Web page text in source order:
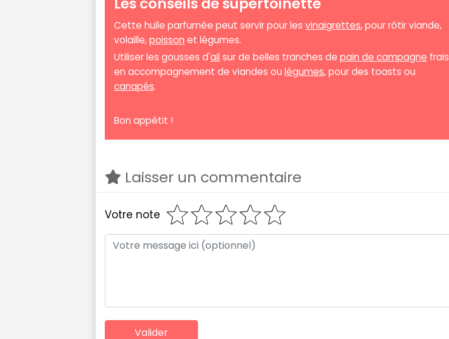
Cette huile parfumée peut servir pour les vinaigrettes, pour rôtir viande,
volaille,poisson et légumes.
Utiliser les gousses d'ail sur de belles tranches de pain de campagne frais
en accompagnement de viandes ou légumes, pour des toasts ou
canapés.
Bon appétit !
Laisser un commentaire
Votre note